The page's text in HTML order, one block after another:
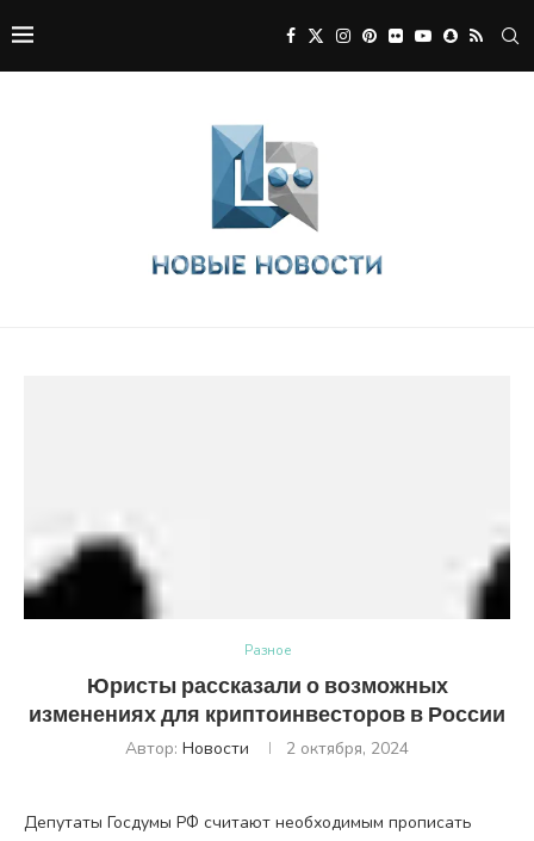
Разное
Юристы рассказали о возможных
изменениях для криптоинвесторов в России
Автор: Новости 2 октября, 2024
Депутаты Госдумы РФ считают необходимым прописать